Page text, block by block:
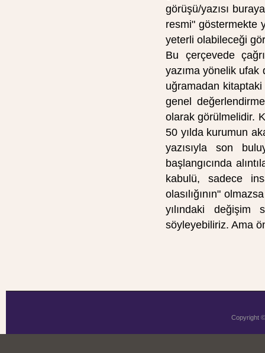
görüşü/yazısı
resmi" göstermekte
yeterli olabilece­ği
Bu çerçevede
yazıma yönelik
uğramadan kitaptaki
genel
olarak görülmelidir.
50 yılda kurumun
yazısıyla son
başlangıcında
kabulü, sadece
olasılığının"
yılındaki değişim
söyleyebiliriz. Ama
Copyright